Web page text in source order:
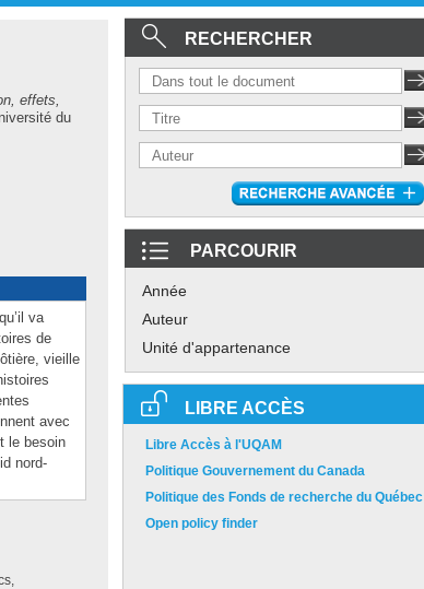
effets,
du
va
de
vieille
avec
le besoin
nord-
RECHERCHER
PARCOURIR
Année
Auteur
Unité d'appartenance
LIBRE ACCÈS
Libre Accès à l'UQAM
Politique Gouvernement du Canada
Politique des Fonds de recherche du Québec
Open policy finder